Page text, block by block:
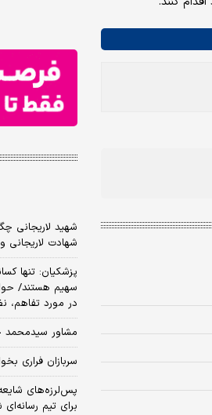
شهید لاریجانی
شهادت لاریجانی
پزشکیان: تنها
سهیم هستند/
در مورد تفاهم،
مشاور
سربازان فراری
پس‌لرزه‌های
برای تیم